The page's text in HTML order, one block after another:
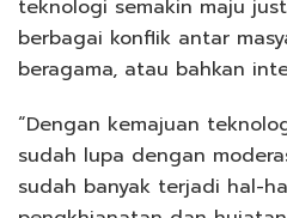
teknologi semakin maju
berbagai konflik antar
beragama, atau bahkan
“Dengan kemajuan
sudah lupa dengan
sudah banyak terjadi hal-